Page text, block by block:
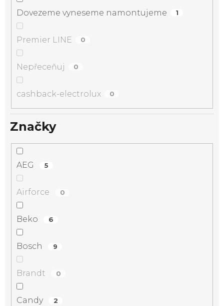
Dovezeme vyneseme namontujeme 1
Premier LINE 0
Nepřeceňuj 0
cashback-electrolux 0
Značky
AEG 5
Airforce 0
Beko 6
Bosch 9
Brandt 0
Candy 2